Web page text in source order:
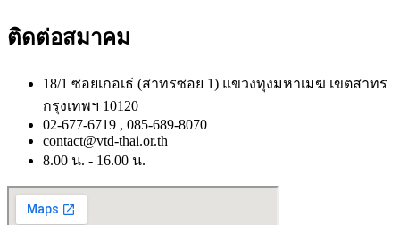
ติดต่อสมาคม
18/1 ซอยเกอเธ่ (สาทรซอย 1) แขวงทุงมหาเมฆ เขตสาทร
กรุงเทพฯ 10120
02-677-6719 , 085-689-8070
contact@vtd-thai.or.th
8.00 น. - 16.00 น.